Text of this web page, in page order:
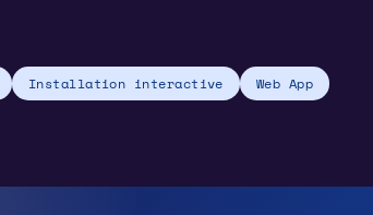
Installation interactive Web App